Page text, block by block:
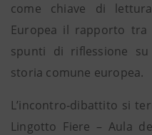
come chiave di
Europea il rapporto
spunti di riflessione
storia comune europea.
L’incontro‐dibattito si
Lingotto Fiere – Aula